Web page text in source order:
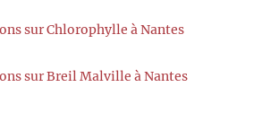
sur Chlorophylle à Nantes
sur Breil Malville à Nantes